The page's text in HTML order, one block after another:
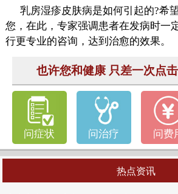
乳房湿疹皮肤病是如何引起的?希
您，在此，专家强调患者在发病时一
行更专业的咨询，达到治愈的效果。
也许您和健康 只差一次点
问症状 问治疗 问费
热点资讯